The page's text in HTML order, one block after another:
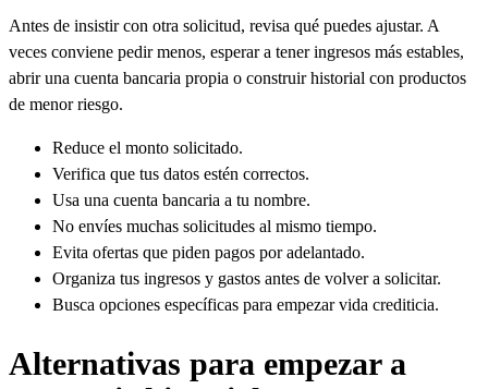
Antes de insistir con otra solicitud, revisa qué puedes ajustar. A
veces conviene pedir menos, esperar a tener ingresos más estables,
abrir una cuenta bancaria propia o construir historial con productos
de menor riesgo.
Reduce el monto solicitado.
Verifica que tus datos estén correctos.
Usa una cuenta bancaria a tu nombre.
No envíes muchas solicitudes al mismo tiempo.
Evita ofertas que piden pagos por adelantado.
Organiza tus ingresos y gastos antes de volver a solicitar.
Busca opciones específicas para empezar vida crediticia.
Alternativas para empezar a